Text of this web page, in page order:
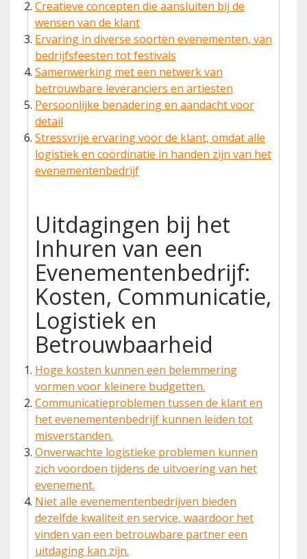
Creatieve concepten die aansluiten bij de
wensen van de klant
Ervaring in diverse soorten evenementen, van
bedrijfsfeesten tot festivals
Samenwerking met een netwerk van
betrouwbare leveranciers en artiesten
Persoonlijke benadering en aandacht voor
detail
Stressvrije ervaring voor de klant, omdat alle
logistiek en coördinatie in handen zijn van het
evenementenbedrijf
Uitdagingen bij het
Inhuren van een
Evenementenbedrijf:
Kosten, Communicatie,
Logistiek en
Betrouwbaarheid
Hoge kosten kunnen een belemmering
vormen voor kleinere budgetten.
Communicatieproblemen tussen de klant en
het evenementenbedrijf kunnen leiden tot
misverstanden.
Onverwachte logistieke problemen kunnen
zich voordoen tijdens de uitvoering van het
evenement.
Niet alle evenementenbedrijven bieden
dezelfde kwaliteit en service, waardoor het
vinden van een betrouwbare partner een
uitdaging kan zijn.